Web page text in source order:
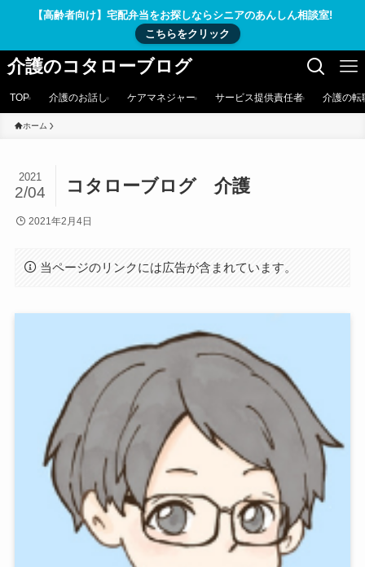
【高齢者向け】宅配弁当をお探しならシニアのあんしん相談室!
こちらをクリック
介護のコタローブログ
TOP 介護のお話し ケアマネジャー サービス提供責任者 介護の転
ホーム
コタローブログ 介護
2021
2/04
2021年2月4日
当ページのリンクには広告が含まれています。